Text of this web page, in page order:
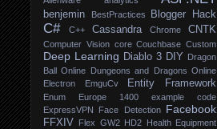
benjemin BestPractices Blogger Hack
C# C++ Cassandra Chrome CNTK
Computer Vision core Couchbase Custom
Deep Learning Diablo 3 DIY Dragon
Ball Online Dungeons and Dragons Online
Electron
EmguCv Entity Framework
Enum Europe 1400
example code
ExpressVPN
Face Detection Facebook
FFXIV Flex GW2 HD2 Health Equipment